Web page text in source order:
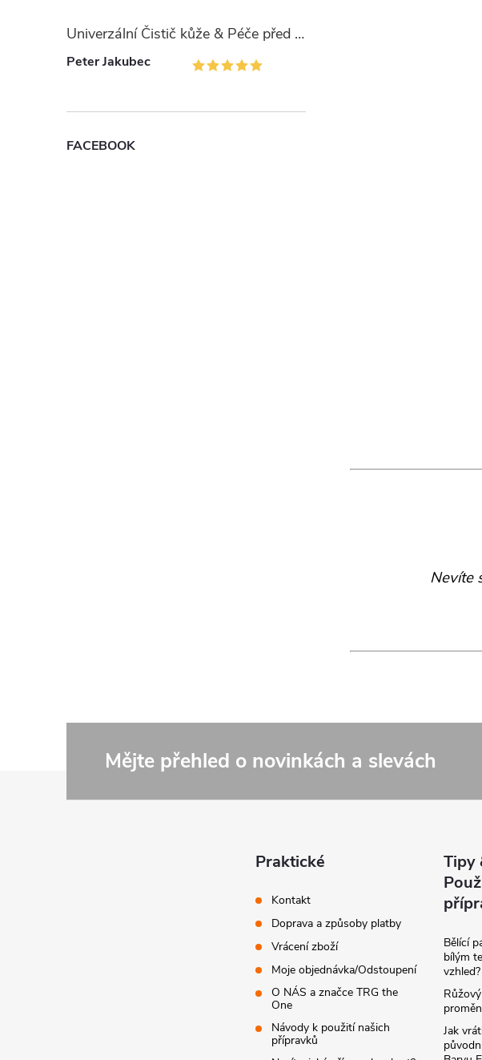
Univerzální Čistič kůže & Péče před barvením Universal Cleaner TRG
Peter Jakubec
FACEBOOK
Nevíte
Mějte přehled o novinkách a slevách
Praktické
Kontakt
Doprava a způsoby platby
Vrácení zboží
Moje objednávka/Odstoupení
O NÁS a značce TRG the
One
Návody k použití našich
přípravků
Tipy
Bělící
bílým
vzhled?
Jak